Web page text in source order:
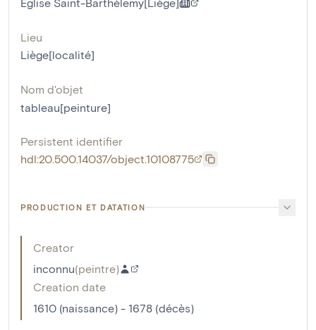
Lieu
Liège[localité]
Nom d'objet
tableau[peinture]
Persistent identifier
hdl:20.500.14037/object.10108775
PRODUCTION ET DATATION
Creator
inconnu(peintre)
Creation date
1610 (naissance) - 1678 (décès)